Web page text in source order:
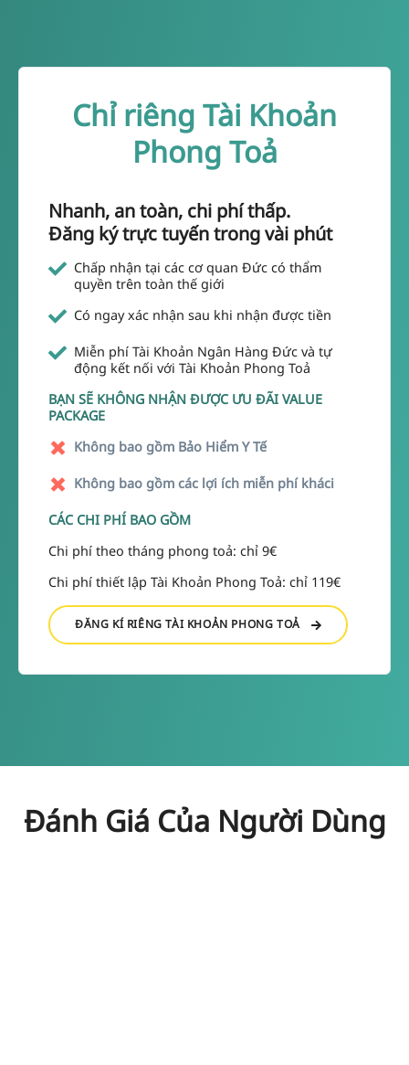
Chỉ riêng Tài Khoản
Phong Toả
Nhanh, an toàn, chi phí thấp.
Đăng ký trực tuyến trong vài phút
Chấp nhận tại các cơ quan Đức có thẩm
quyền trên toàn thế giới
Có ngay xác nhận sau khi nhận được tiền
Miễn phí Tài Khoản Ngân Hàng Đức và tự
động kết nối với Tài Khoản Phong Toả
BẠN SẼ KHÔNG NHẬN ĐƯỢC ƯU ĐÃI VALUE
PACKAGE
Không bao gồm Bảo Hiểm Y Tế
Không bao gồm các lợi ích miễn phí kháci
CÁC CHI PHÍ BAO GỒM
Chi phí theo tháng phong toả: chỉ 9€
Chi phí thiết lập Tài Khoản Phong Toả: chỉ 119€
ĐĂNG KÍ RIÊNG TÀI KHOẢN PHONG TOẢ
Đánh Giá Của Người Dùng